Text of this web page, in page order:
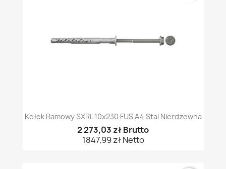
Kołek Ramowy SXRL 10x230 FUS A4 Stal Nierdzewna
2 273,03 zł Brutto
1847,99 zł Netto